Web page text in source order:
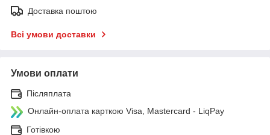
Доставка поштою
Всі умови доставки
Умови оплати
Післяплата
Онлайн-оплата карткою Visa, Mastercard - LiqPay
Готівкою